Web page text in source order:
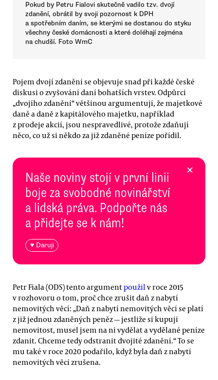
Pokud by Petru Fialovi skutečně vadilo tzv. dvojí
zdanění, obrátil by svoji pozornost k DPH
a spotřebním daním, se kterými se dostanou do styku
všechny české domácnosti a které doléhají zejména
na chudší. Foto WmC
Pojem dvojí zdanění se objevuje snad při každé české
diskusi o zvyšování daní bohatších vrstev. Odpůrci
„dvojího zdanění“ většinou argumentují, že majetkové
daně a daně z kapitálového majetku, například
z prodeje akcií, jsou nespravedlivé, protože zdaňují
něco, co už si někdo za již zdaněné peníze pořídil.
Naše noviny stojí v první linii
boje za svobodné novinářství
a lidská práva. Podpořte nás
a přidejte se k nám!
♥ Daruji
×
Petr Fiala (ODS) tento argumentpoužil v roce 2015
v rozhovoru o tom, proč chce zrušit daň z nabytí
nemovitých věcí: „Daň z nabytí nemovitých věcí se platí
z již jednou zdaněných peněz — jestliže si kupuji
nemovitost, musel jsem na ni vydělat a vydělané peníze
zdanit. Chceme tedy odstranit dvojité zdanění.“ To se
mu také v roce 2020 podařilo, když byla daň z nabytí
nemovitých věcí zrušena.